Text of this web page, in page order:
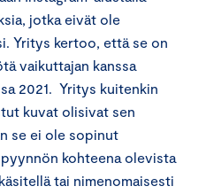
jotka eivät ole
Yritys kertoo, että se on
vaikuttajan kanssa
2021. Yritys kuitenkin
kuvat olisivat sen
se ei ole sopinut
kohteena olevista
tai nimenomaisesti